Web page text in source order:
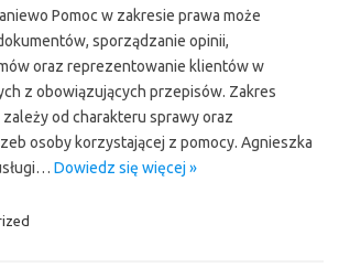
Pomoc w zakresie prawa może
sporządzanie opinii,
oraz reprezentowanie klientów w
z obowiązujących przepisów. Zakres
od charakteru sprawy oraz
osoby korzystającej z pomocy. Agnieszka
Dowiedz się więcej »